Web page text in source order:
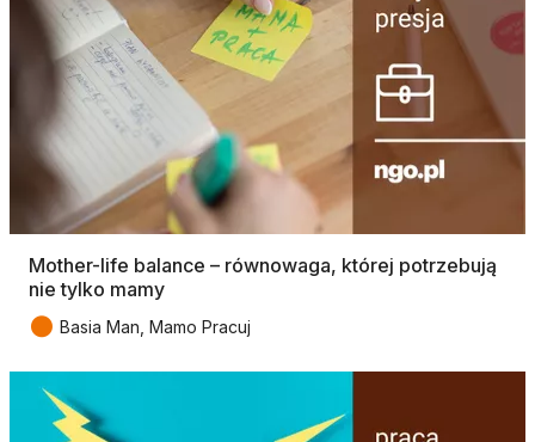
Mother-life balance – równowaga, której potrzebują
nie tylko mamy
● Basia Man, Mamo Pracuj